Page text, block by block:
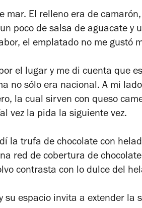
mar. El relleno era de
poco de salsa de aguacate y
el emplatado no me gustó
el lugar y me di cuenta que
no sólo era nacional. A mi
la cual sirven con queso
vez la pida la siguiente vez.
la trufa de chocolate con
red de cobertura de
contrasta con lo dulce del
espacio invita a extender la